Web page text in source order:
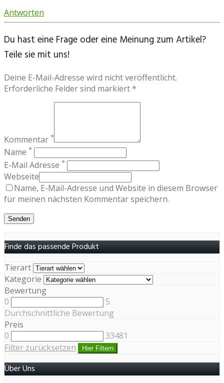
Antworten
Du hast eine Frage oder eine Meinung zum Artikel?
Teile sie mit uns!
Deine E-Mail-Adresse wird nicht veröffentlicht.
Erforderliche Felder sind markiert *
Kommentar *
Name *
E-Mail Adresse *
Webseite
Name, E-Mail-Adresse und Website in diesem Browser
für meinen nächsten Kommentar speichern.
Finde das passende Produkt
Tierart
Kategorie
Bewertung
0
5
Durchschnittliche Bewertung
Preis
0
33481
Filter zurücksetzen
Hier Filtern
Über Uns